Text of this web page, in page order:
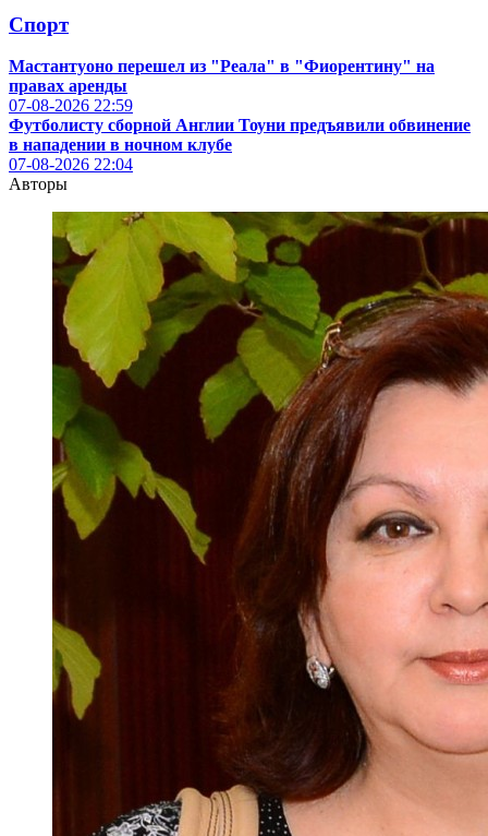
Спорт
Мастантуоно перешел из "Реала" в "Фиорентину" на
правах аренды
07-08-2026 22:59
Футболисту сборной Англии Тоуни предъявили обвинение
в нападении в ночном клубе
07-08-2026 22:04
Авторы